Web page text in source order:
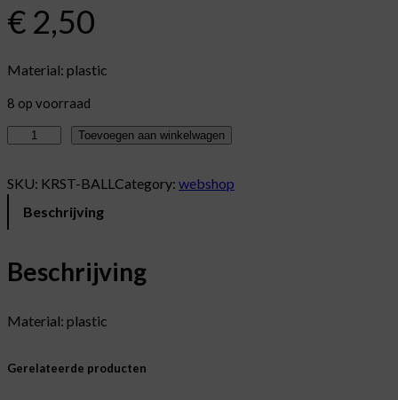
€ 2,50
Material: plastic
8 op voorraad
r
s
a
l
a
t
Toevoegen aan winkelwagen
SKU: KRST-BALL Category: webshop
Beschrijving
Beschrijving
Material: plastic
Gerelateerde producten